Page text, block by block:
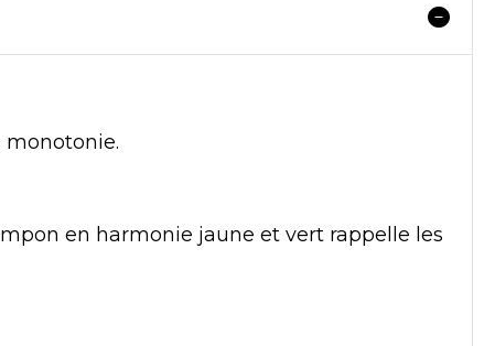
monotonie.
en harmonie jaune et vert rappelle les